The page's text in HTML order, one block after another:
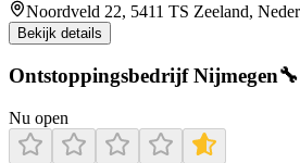
Noordveld 22, 5411 TS Zeeland,
Bekijk details
Ontstoppingsbedrijf Nijmegen🔧
Nu open